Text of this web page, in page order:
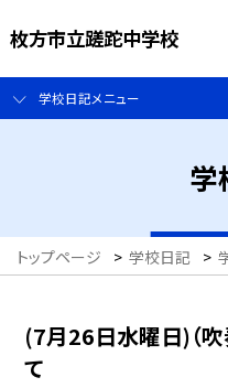
枚方市立蹉跎中学校
学校日記メニュー
学
トップページ > 学校日記 >
(7月26日水曜日)（
て